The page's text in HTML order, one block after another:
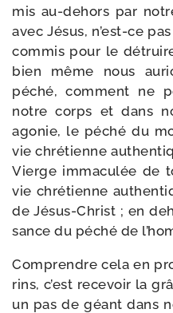
mis au-​dehors par
avec Jésus, n’est-ce
com­mis pour le
bien même nous
péché, com­ment ne
notre corps et dans
ago­nie, le péché du
vie chré­tienne
Vierge imma­cu­lée de
vie chré­tienne
de Jésus-​Christ ; en
sance du péché de
Comprendre cela en
rins, c’est rece­voir la
un pas de géant dans